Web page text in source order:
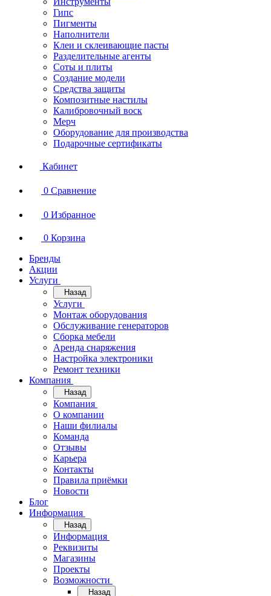
Гипс
Пигменты
Наполнители
Клеи и склеивающие пасты
Разделительные агенты
Соты и плиты
Создание модели
Средства защиты
Композитные настилы
Калибровочный воск
Мерч
Оборудование для производства
Подарочные сертификаты
Кабинет
0 Сравнение
0 Избранное
0 Корзина
Бренды
Акции
Услуги
Назад
Услуги
Монтаж оборудования
Обслуживание генераторов
Сборка мебели
Аренда снаряжения
Настройка электроники
Ремонт техники
Компания
Назад
Компания
О компании
Наши филиалы
Команда
Отзывы
Карьера
Контакты
Правила приёмки
Новости
Блог
Информация
Назад
Информация
Реквизиты
Магазины
Проекты
Возможности
Назад